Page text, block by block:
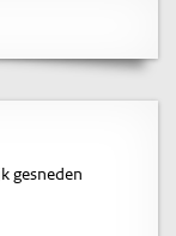
gesneden